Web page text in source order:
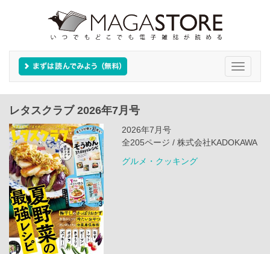
Toggle
レタスクラブ 2026年7月号
2026年7月号
全205ページ / 株式会社KADOKAWA
グルメ・クッキング